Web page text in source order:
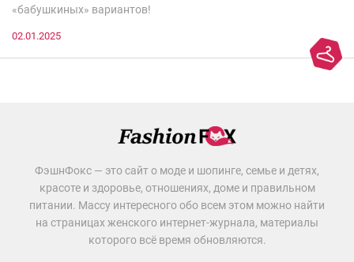
«бабушкиных» вариантов!
02.01.2025
ФэшнФокс — это сайт о моде и шопинге, семье и детях,
красоте и здоровье, отношениях, доме и правильном
питании. Массу интересного обо всем этом можно найти
на страницах женского интернет-журнала, материалы
которого всё время обновляются.